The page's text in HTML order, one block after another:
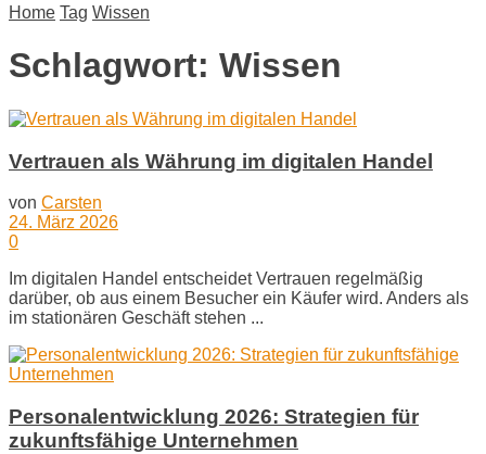
Home Tag Wissen
Schlagwort: Wissen
Vertrauen als Währung im digitalen Handel
von Carsten
24. März 2026
0
Im digitalen Handel entscheidet Vertrauen regelmäßig
darüber, ob aus einem Besucher ein Käufer wird. Anders als
im stationären Geschäft stehen ...
Personalentwicklung 2026: Strategien für
zukunftsfähige Unternehmen